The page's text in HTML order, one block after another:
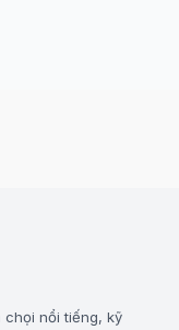
chọi nổi tiếng, kỹ